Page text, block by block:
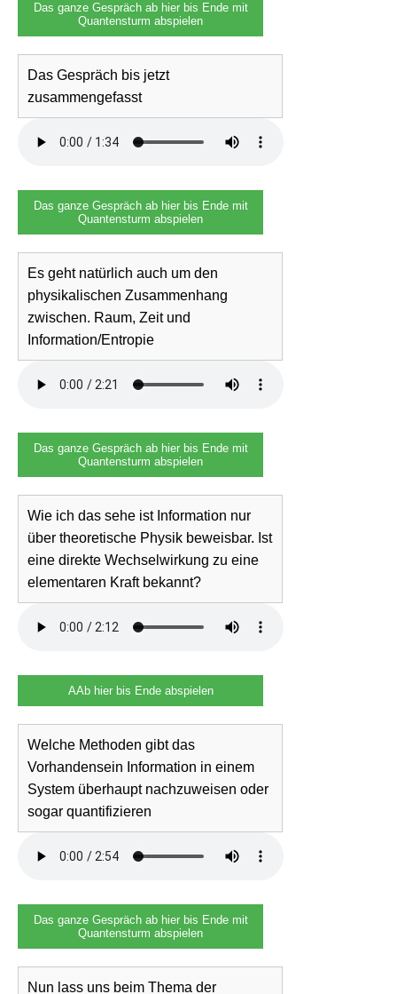
Das ganze Gespräch ab hier bis Ende mit
Quantensturm abspielen
Das Gespräch bis jetzt
zusammengefasst
Das ganze Gespräch ab hier bis Ende mit
Quantensturm abspielen
Es geht natürlich auch um den
physikalischen Zusammenhang
zwischen. Raum, Zeit und
Information/Entropie
Das ganze Gespräch ab hier bis Ende mit
Quantensturm abspielen
Wie ich das sehe ist Information nur
über theoretische Physik beweisbar. Ist
eine direkte Wechselwirkung zu eine
elementaren Kraft bekannt?
AAb hier bis Ende abspielen
Welche Methoden gibt das
Vorhandensein Information in einem
System überhaupt nachzuweisen oder
sogar quantifizieren
Das ganze Gespräch ab hier bis Ende mit
Quantensturm abspielen
Nun lass uns beim Thema der